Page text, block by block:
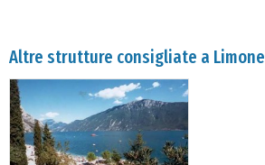
Altre strutture consigliate a Limone